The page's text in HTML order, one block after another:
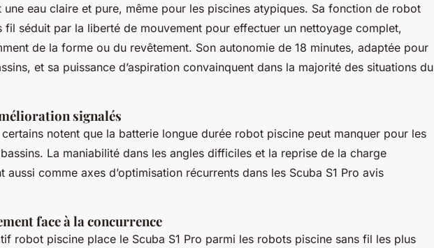
une eau claire et pure, même pour les piscines atypiques. Sa fonction de robot
fil séduit par la liberté de mouvement pour effectuer un nettoyage complet,
de la forme ou du revêtement. Son autonomie de 18 minutes, adaptée pour
et sa puissance d’aspiration convainquent dans la majorité des situations du
signalés
notent que la batterie longue durée robot piscine peut manquer pour les
La maniabilité dans les angles difficiles et la reprise de la charge
aussi comme axes d’optimisation récurrents dans les Scuba S1 Pro avis
face à la concurrence
robot piscine place le Scuba S1 Pro parmi les robots piscine sans fil les plus